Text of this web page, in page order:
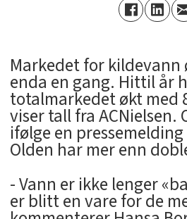
Markedet for kildevann
enda en gang. Hittil år
totalmarkedet økt med
viser tall fra ACNielsen.
ifølge en
Olden har mer enn
- Vann er ikke lenger
er blitt en vare for de